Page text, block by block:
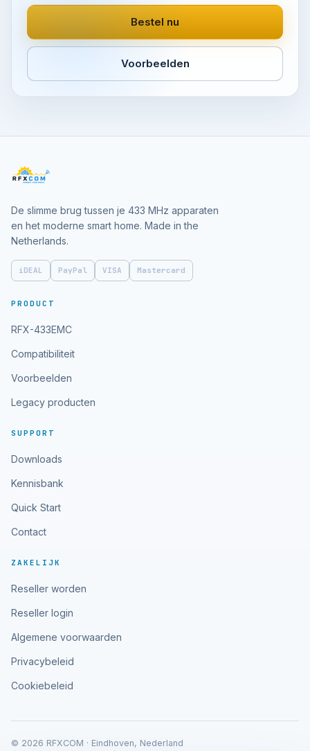
Bestel nu
Voorbeelden
De slimme brug tussen je 433 MHz apparaten
en het moderne smart home. Made in the
Netherlands.
iDEAL PayPal VISA Mastercard
PRODUCT
RFX-433EMC
Compatibiliteit
Voorbeelden
Legacy producten
SUPPORT
Downloads
Kennisbank
Quick Start
Contact
ZAKELIJK
Reseller worden
Reseller login
Algemene voorwaarden
Privacybeleid
Cookiebeleid
© 2026 RFXCOM · Eindhoven, Nederland